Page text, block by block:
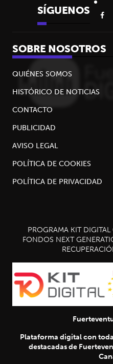
SÍGUENOS
SOBRE NOSOTROS
QUIÉNES SOMOS
HISTÓRICO DE NOTICIAS
CONTACTO
PUBLICIDAD
AVISO LEGAL
POLÍTICA DE COOKIES
POLÍTICA DE PRIVACIDAD
PROGRAMA KIT
FONDOS NEXT
Plataforma digital con
destacadas de